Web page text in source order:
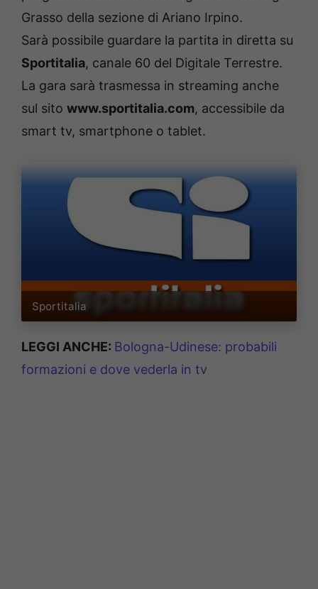
Grasso della sezione di Ariano Irpino.
Sarà possibile guardare la partita in diretta su
Sportitalia, canale 60 del Digitale Terrestre.
La gara sarà trasmessa in streaming anche
sul sito www.sportitalia.com, accessibile da
smart tv, smartphone o tablet.
Sportitalia
LEGGI ANCHE: Bologna-Udinese: probabili
formazioni e dove vederla in tv